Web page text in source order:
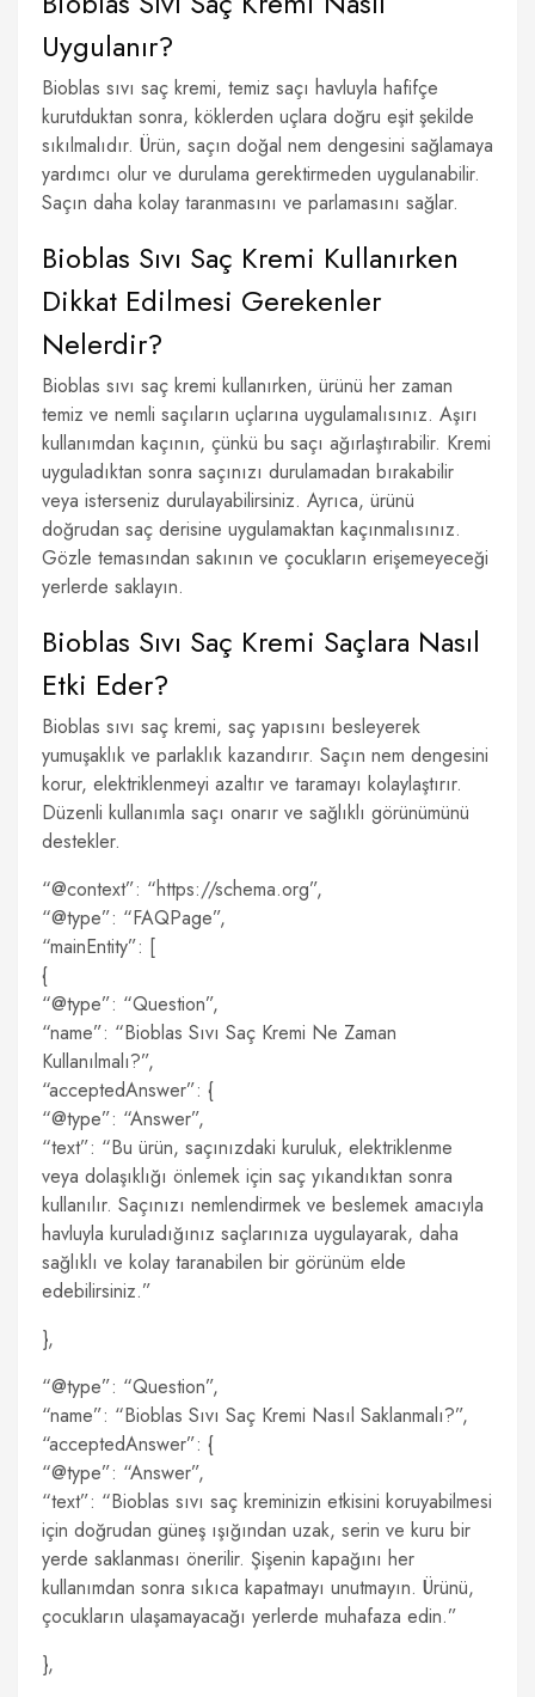
Uygulanır?
Bioblas sıvı saç kremi, temiz saçı havluyla hafifçe
kurutduktan sonra, köklerden uçlara doğru eşit şekilde
sıkılmalıdır. Ürün, saçın doğal nem dengesini sağlamaya
yardımcı olur ve durulama gerektirmeden uygulanabilir.
Saçın daha kolay taranmasını ve parlamasını sağlar.
Bioblas Sıvı Saç Kremi Kullanırken
Dikkat Edilmesi Gerekenler
Nelerdir?
Bioblas sıvı saç kremi kullanırken, ürünü her zaman
temiz ve nemli saçıların uçlarına uygulamalısınız. Aşırı
kullanımdan kaçının, çünkü bu saçı ağırlaştırabilir. Kremi
uyguladıktan sonra saçınızı durulamadan bırakabilir
veya isterseniz durulayabilirsiniz. Ayrıca, ürünü
doğrudan saç derisine uygulamaktan kaçınmalısınız.
Gözle temasından sakının ve çocukların erişemeyeceği
yerlerde saklayın.
Bioblas Sıvı Saç Kremi Saçlara Nasıl
Etki Eder?
Bioblas sıvı saç kremi, saç yapısını besleyerek
yumuşaklık ve parlaklık kazandırır. Saçın nem dengesini
korur, elektriklenmeyi azaltır ve taramayı kolaylaştırır.
Düzenli kullanımla saçı onarır ve sağlıklı görünümünü
destekler.
“@context”: “https://schema.org”,
“@type”: “FAQPage”,
“mainEntity”: [
{
“@type”: “Question”,
“name”: “Bioblas Sıvı Saç Kremi Ne Zaman
Kullanılmalı?”,
“acceptedAnswer”: {
“@type”: “Answer”,
“text”: “Bu ürün, saçınızdaki kuruluk, elektriklenme
veya dolaşıklığı önlemek için saç yıkandıktan sonra
kullanılır. Saçınızı nemlendirmek ve beslemek amacıyla
havluyla kuruladığınız saçlarınıza uygulayarak, daha
sağlıklı ve kolay taranabilen bir görünüm elde
edebilirsiniz.”
},
“@type”: “Question”,
“name”: “Bioblas Sıvı Saç Kremi Nasıl Saklanmalı?”,
“acceptedAnswer”: {
“@type”: “Answer”,
“text”: “Bioblas sıvı saç kreminizin etkisini koruyabilmesi
için doğrudan güneş ışığından uzak, serin ve kuru bir
yerde saklanması önerilir. Şişenin kapağını her
kullanımdan sonra sıkıca kapatmayı unutmayın. Ürünü,
çocukların ulaşamayacağı yerlerde muhafaza edin.”
},